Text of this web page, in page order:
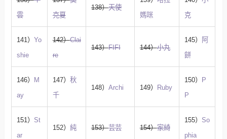
雲
克夏
138）天使
媽咪
克
141） Yo
shie
142）Clai
re
143）FIFI 144）小丸
145）
阿
餅
146）
M
ay
147） 秋
千
148） Archi 149） Ruby
150）
P
P
151） St
ar
152） 純 153）芸芸 154）家綺
155） So
phia